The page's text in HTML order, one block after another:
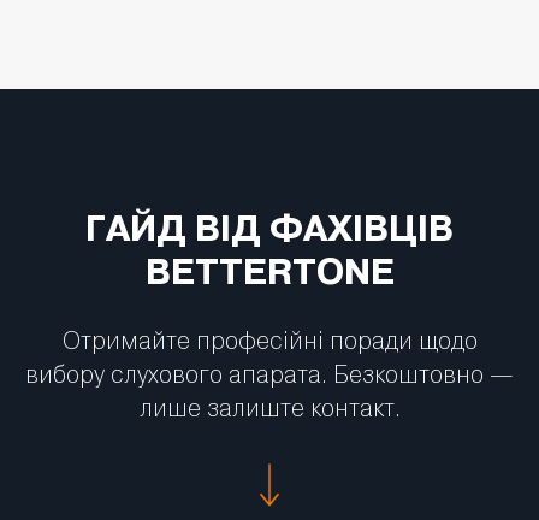
ГАЙД ВІД ФАХІВЦІВ
BETTERTONE
Отримайте професійні поради щодо
вибору слухового апарата. Безкоштовно —
лише залиште контакт.